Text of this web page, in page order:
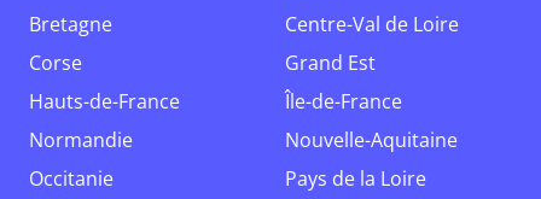
Bretagne
Centre-Val de Loire
Corse
Grand Est
Hauts-de-France
Île-de-France
Normandie
Nouvelle-Aquitaine
Occitanie
Pays de la Loire